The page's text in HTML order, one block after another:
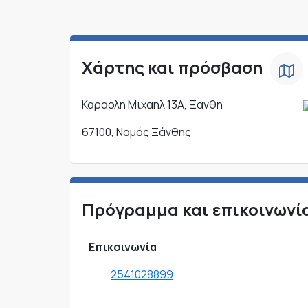
Χάρτης και πρόσβαση
Καραολη Μιχαηλ 13Α, Ξανθη
67100, Νομός Ξάνθης
Πρόγραμμα και
Επικοινωνία
2541028899